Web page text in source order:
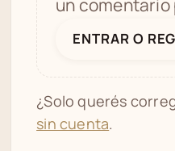
un comentario
ENTRAR O
¿Solo querés
sin cuenta.